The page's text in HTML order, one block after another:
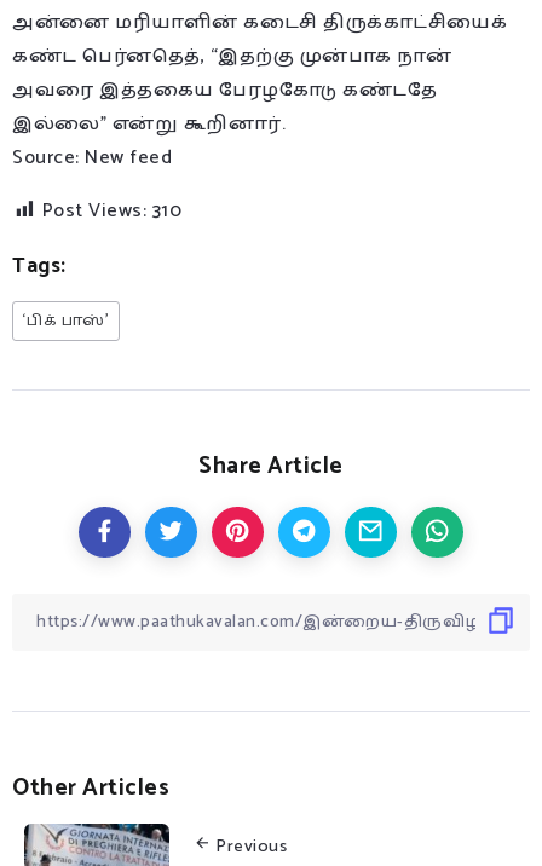
அன்னை மரியாளின் கடைசி திருக்காட்சியைக்
கண்ட பெர்னதெத், “இதற்கு முன்பாக நான்
அவரை இத்தகைய பேரழகோடு கண்டதே
இல்லை” என்று கூறினார்.
Source: New feed
Post Views:310
Tags:
‘பிக் பாஸ்’
Share Article
Other Articles
Previous